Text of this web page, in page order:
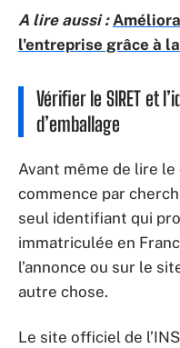
A lire aussi :
l'entreprise grâce à
Vérifier le SIRET et
d’emballage
Avant même de lire
commence par
seul identifiant qui
immatriculée en
l’annonce ou sur le
autre chose.
Le site officiel de